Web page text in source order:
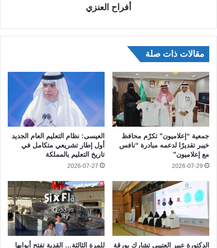
أفراح العنزي
مقالات ذات صلة
جمعية “إعلاميون” تكرّم محافظ
خيبر تقديرًا لدعمه مبادرة “نافس
مع إعلاميون”
2026-07-29
العيسى: نظام التعليم العام الجديد
أول إطار تشريعي متكامل في
تاريخ التعليم بالمملكة
2026-07-27
الدكتورة عبير العتيبي تشارك بورقة
للمرة الثالثة… القدية تفتح أبوابها